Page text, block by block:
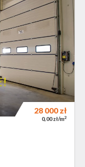
28 000zł
0,00 zł/m2